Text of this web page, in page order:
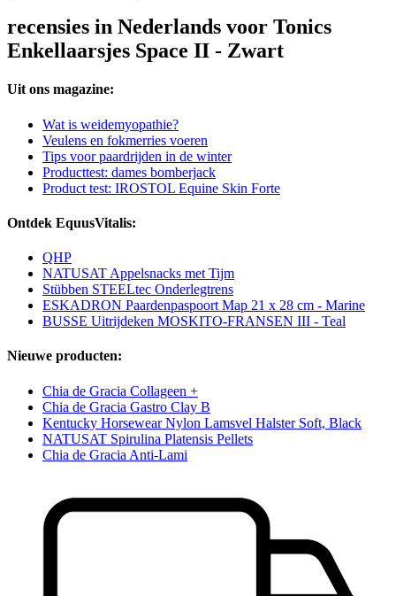
recensies in Nederlands voor Tonics
Enkellaarsjes Space II - Zwart
Uit ons magazine:
Wat is weidemyopathie?
Veulens en fokmerries voeren
Tips voor paardrijden in de winter
Producttest: dames bomberjack
Product test: IROSTOL Equine Skin Forte
Ontdek EquusVitalis:
QHP
NATUSAT Appelsnacks met Tijm
Stübben STEELtec Onderlegtrens
ESKADRON Paardenpaspoort Map 21 x 28 cm - Marine
BUSSE Uitrijdeken MOSKITO-FRANSEN III - Teal
Nieuwe producten:
Chia de Gracia Collageen +
Chia de Gracia Gastro Clay B
Kentucky Horsewear Nylon Lamsvel Halster Soft, Black
NATUSAT Spirulina Platensis Pellets
Chia de Gracia Anti-Lami